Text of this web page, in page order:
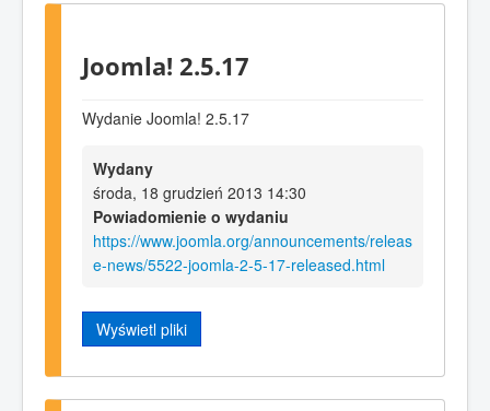
Joomla! 2.5.17
Wydanie Joomla! 2.5.17
Wydany
środa, 18 grudzień 2013 14:30
Powiadomienie o wydaniu
https://www.joomla.org/announcements/releas
e-news/5522-joomla-2-5-17-released.html
Wyświetl pliki